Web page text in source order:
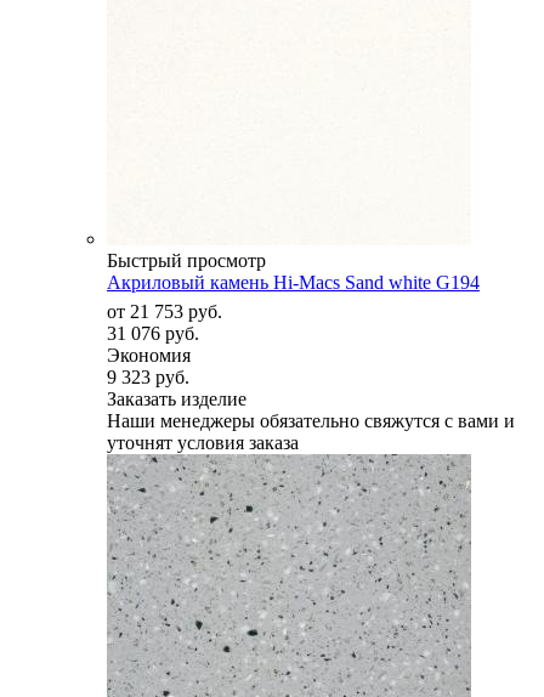
Быстрый просмотр
Акриловый камень Hi-Macs Sand white G194
от 21 753 руб.
31 076 руб.
Экономия
9 323 руб.
Заказать изделие
Наши менеджеры обязательно свяжутся с вами и
уточнят условия заказа